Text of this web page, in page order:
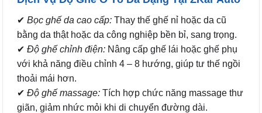
✔ Bọc ghế da cao cấp: Thay thế ghế nỉ hoặc da cũ
bằng da thật hoặc da công nghiệp bền bỉ, sang trọng.
✔ Độ ghế chỉnh điện: Nâng cấp ghế lái hoặc ghế phụ
với khả năng điều chỉnh 4 – 8 hướng, giúp tư thế ngồi
thoải mái hơn.
✔ Độ ghế massage: Tích hợp chức năng massage thư
giãn, giảm nhức mỏi khi di chuyển đường dài.